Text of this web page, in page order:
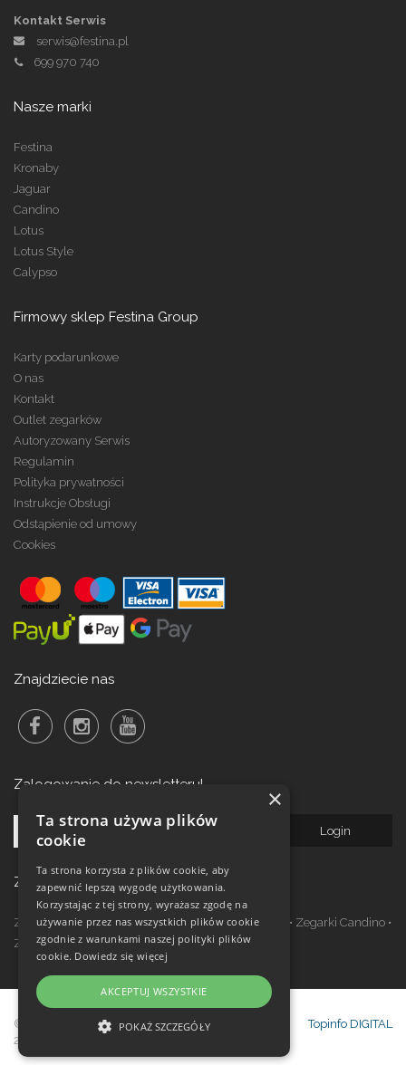
Kontakt Serwis
serwis@festina.pl
699 970 740
Nasze marki
Festina
Kronaby
Jaguar
Candino
Lotus
Lotus Style
Calypso
Firmowy sklep Festina Group
Karty podarunkowe
O nas
Kontakt
Outlet zegarków
Autoryzowany Serwis
Regulamin
Polityka prywatności
Instrukcje Obsługi
Odstąpienie od umowy
Cookies
Znajdziecie nas
Zalogowanie do newsletteru!
Zegarki w ofercie
Zegarki Festina•Zegarki Kronaby•Zegarki Jaguar • Zegarki Candino •
Zegarki Lotus•Zegarki Calypso
© Copyright Janeba Time Sp. z o.o. 2017-
2026
Topinfo DIGITAL
×
Ta strona używa plików
cookie
Ta strona korzysta z plików cookie, aby
zapewnić lepszą wygodę użytkowania.
Korzystając z tej strony, wyrażasz zgodę na
używanie przez nas wszystkich plików cookie
zgodnie z warunkami naszej polityki plików
cookie. Dowiedz się więcej
AKCEPTUJ WSZYSTKIE
POKAŻ SZCZEGÓŁY
NIEZBĘDNE